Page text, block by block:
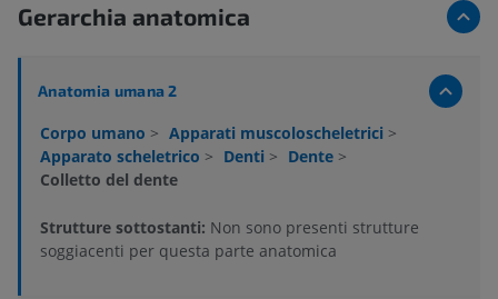
Gerarchia anatomica
Anatomia umana 2
Corpo umano > Apparati muscoloscheletrici >
Apparato scheletrico > Denti > Dente >
Colletto del dente
Strutture sottostanti: Non sono presenti strutture
soggiacenti per questa parte anatomica